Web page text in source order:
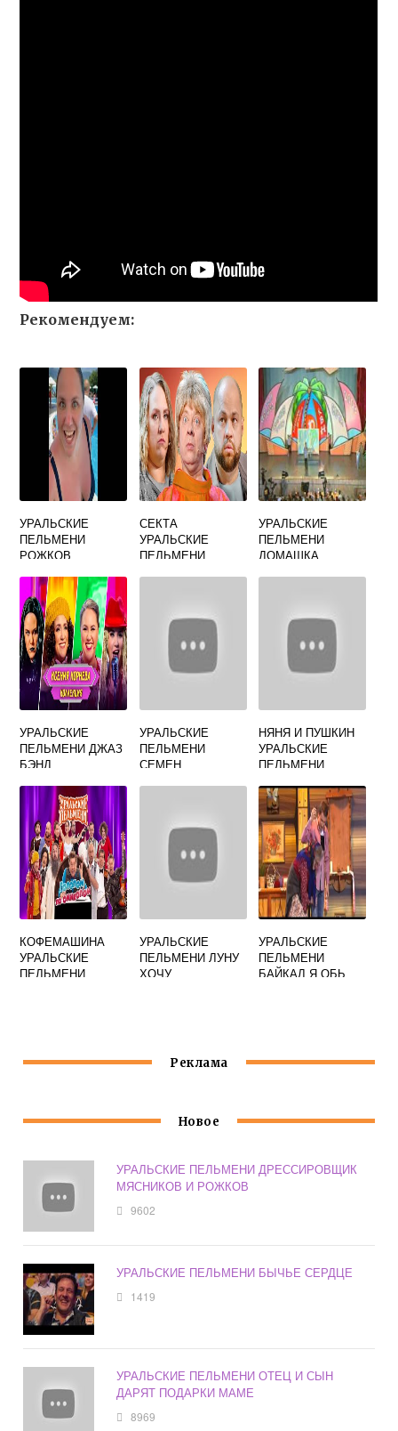
Рекомендуем:
УРАЛЬСКИЕ
ПЕЛЬМЕНИ
РОЖКОВ
КОРНЕВА НА
КУРОРТЕ
СЕКТА
УРАЛЬСКИЕ
ПЕЛЬМЕНИ
УРАЛЬСКИЕ
ПЕЛЬМЕНИ
ДОМАШКА
УРАЛЬСКИЕ
ПЕЛЬМЕНИ ДЖАЗ
БЭНД
УРАЛЬСКИЕ
ПЕЛЬМЕНИ
СЕМЕН
НЯНЯ И ПУШКИН
УРАЛЬСКИЕ
ПЕЛЬМЕНИ
КОФЕМАШИНА
УРАЛЬСКИЕ
ПЕЛЬМЕНИ
УРАЛЬСКИЕ
ПЕЛЬМЕНИ ЛУНУ
ХОЧУ
УРАЛЬСКИЕ
ПЕЛЬМЕНИ
БАЙКАЛ Я ОБЬ
Реклама
Новое
УРАЛЬСКИЕ ПЕЛЬМЕНИ ДРЕССИРОВЩИК
МЯСНИКОВ И РОЖКОВ
9602
УРАЛЬСКИЕ ПЕЛЬМЕНИ БЫЧЬЕ СЕРДЦЕ
1419
УРАЛЬСКИЕ ПЕЛЬМЕНИ ОТЕЦ И СЫН
ДАРЯТ ПОДАРКИ МАМЕ
8969